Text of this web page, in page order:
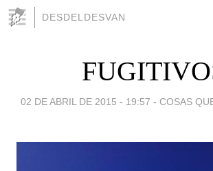
DESDELDESVAN
02 DE ABRIL DE 2015 - 19:57 - COSAS